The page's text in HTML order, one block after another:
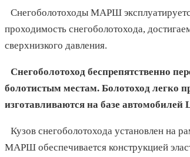
Снегоболотоходы МАРШ
проходимость снегоболотохода,
сверхнизкого давления.
Снегоболотоход беспрепятственно
болотистым местам. Болотоход легко
изготавливаются на базе
Кузов снегоболотохода установлен на
МАРШ обеспечивается конструкцией